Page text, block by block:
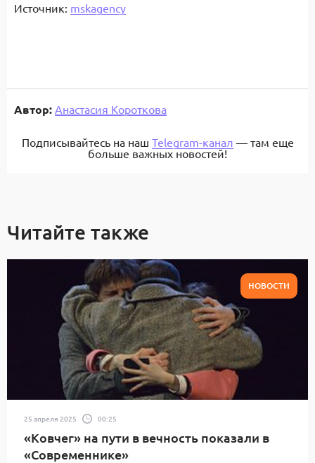
Источник: mskagency
Автор: Анастасия Короткова
Подписывайтесь на наш Telegram-канал — там еще
больше важных новостей!
Читайте также
НОВОСТИ
25 апреля 2025 00:25
«Ковчег» на пути в вечность показали в
«Современнике»